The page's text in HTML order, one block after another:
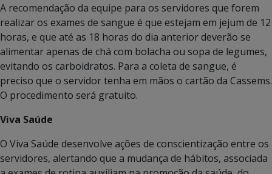
A recomendação da equipe para os servidores que forem
realizar os exames de sangue é que estejam em jejum de 12
horas, e que até as 18 horas do dia anterior deverão se
alimentar apenas de chá com bolacha ou sopa de legumes,
evitando os carboidratos. Para a coleta de sangue, é
preciso que o servidor tenha em mãos o cartão da Cassems.
O procedimento será gratuito.
Viva Saúde
O Viva Saúde desenvolve ações de conscientização entre os
servidores, alertando que a mudança de hábitos, associada